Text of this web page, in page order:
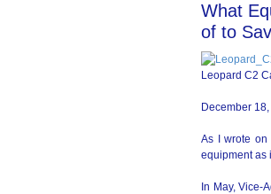
What
of to
Leopard C2
December
As I wrote
equipment as
In May, Vice-